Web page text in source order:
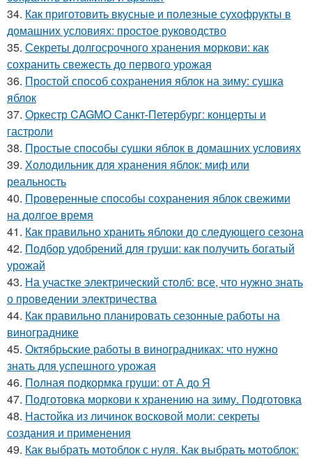
34. Как приготовить вкусные и полезные сухофрукты в
домашних условиях: простое руководство
35. Секреты долгосрочного хранения моркови: как
сохранить свежесть до первого урожая
36. Простой способ сохранения яблок на зиму: сушка
яблок
37. Оркестр CAGMO Санкт-Петербург: концерты и
гастроли
38. Простые способы сушки яблок в домашних условиях
39. Холодильник для хранения яблок: миф или
реальность
40. Проверенные способы сохранения яблок свежими
на долгое время
41. Как правильно хранить яблоки до следующего сезона
42. Подбор удобрений для груши: как получить богатый
урожай
43. На участке электрический столб: все, что нужно знать
о проведении электричества
44. Как правильно планировать сезонные работы на
винограднике
45. Октябрьские работы в виноградниках: что нужно
знать для успешного урожая
46. Полная подкормка груши: от А до Я
47. Подготовка моркови к хранению на зиму. Подготовка
48. Настойка из личинок восковой моли: секреты
создания и применения
49. Как выбрать мотоблок с нуля. Как выбрать мотоблок: